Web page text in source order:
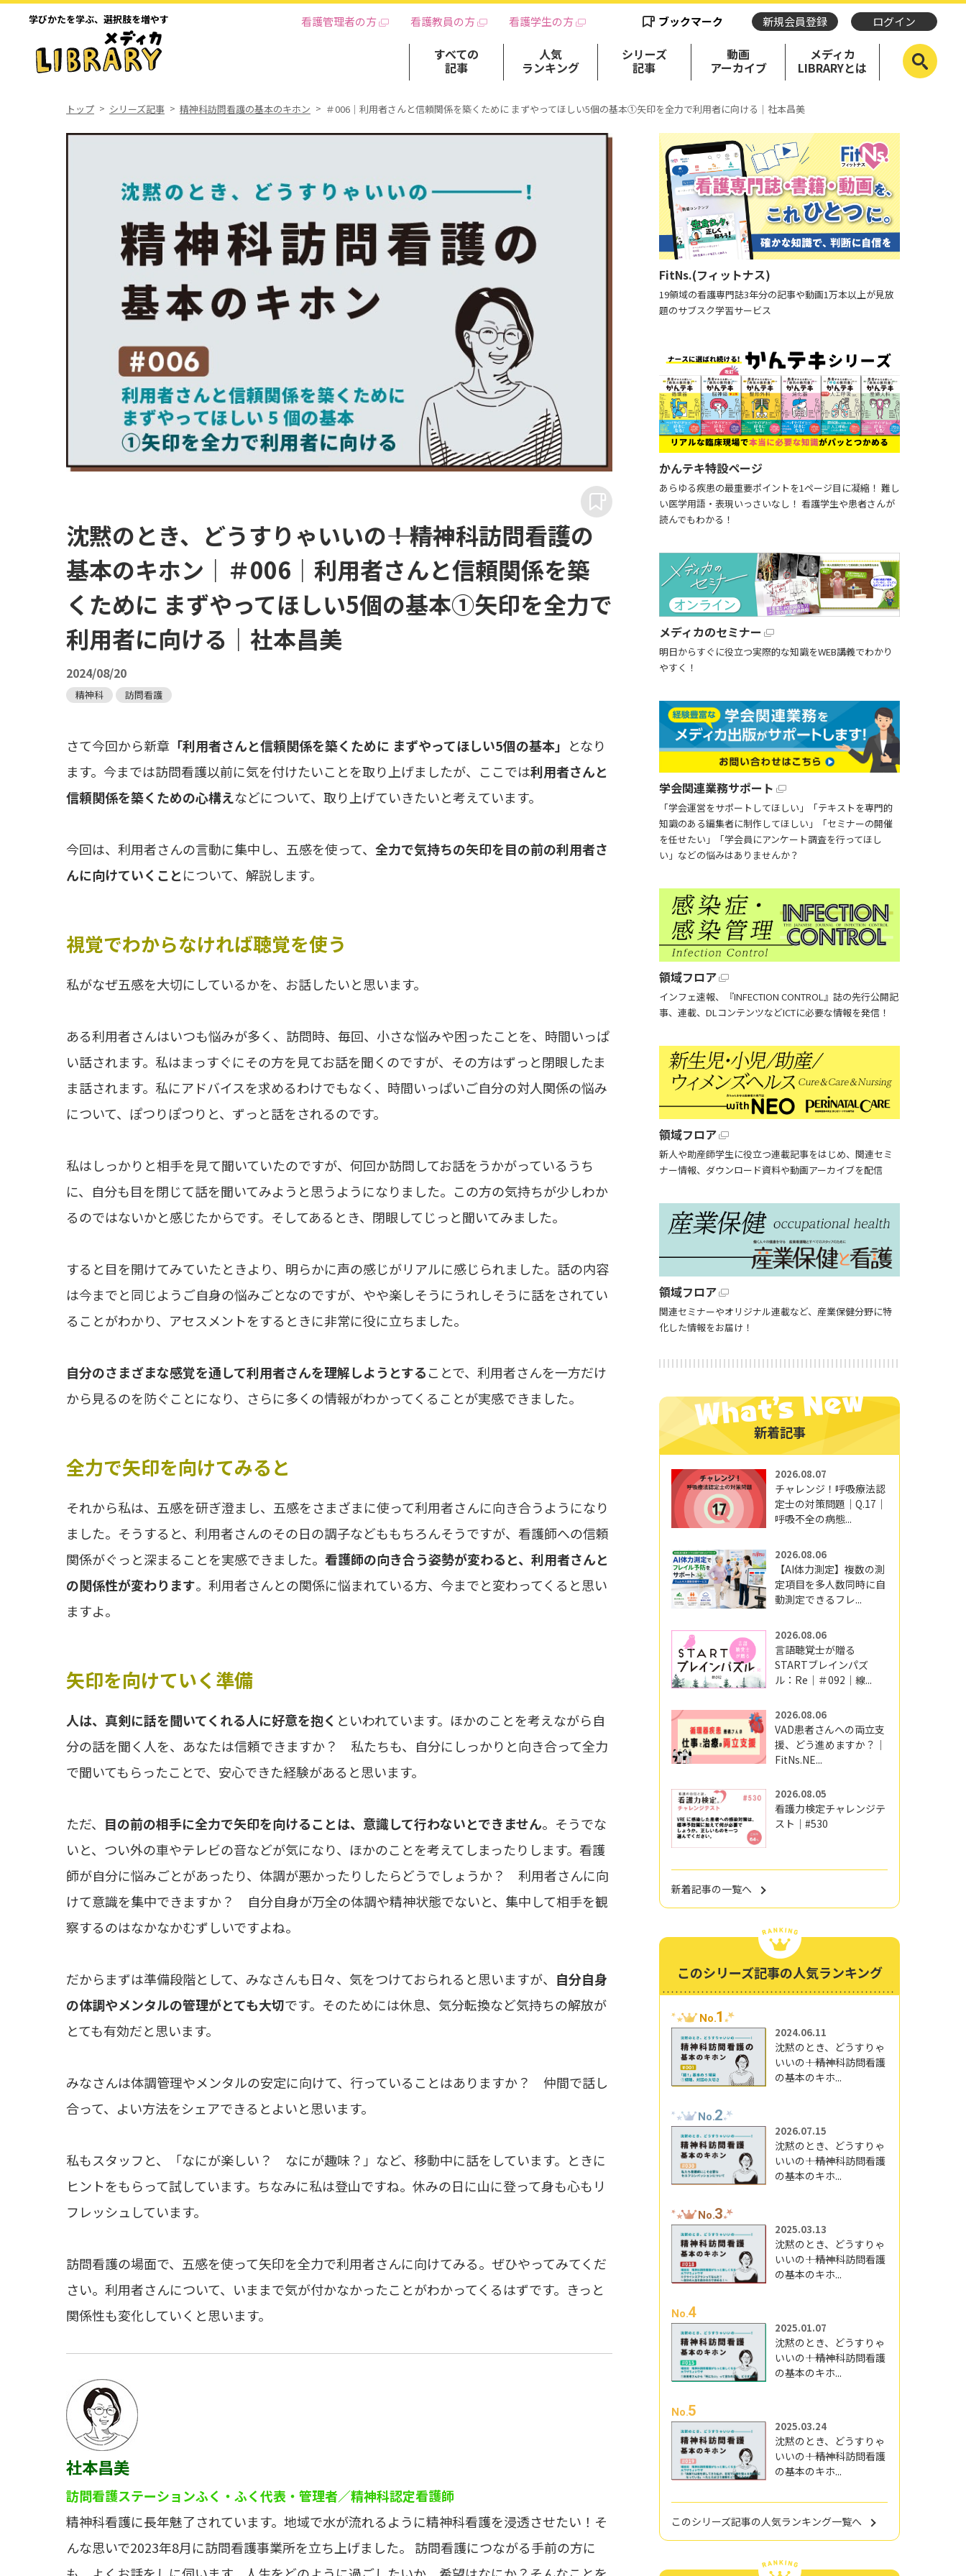
学びかたを学ぶ、 選択肢を増やす 看護管理者の方 看護教員の方 看護学生の方 ブックマーク 新規会員登録 ログイン
すべての
記事
人気
ランキング
シリーズ
記事
動画
アーカイブ
メディカ
LIBRARYとは
トップ シリーズ記事 精神科訪問看護の基本のキホン ＃006｜利用者さんと信頼関係を築くために まずやってほしい5個の基本①矢印を全力で利用者に向ける｜社本昌美
沈黙のとき、どうすりゃいいの―――！精神科訪問看護の
基本のキホン｜＃006｜利用者さんと信頼関係を築
くために まずやってほしい5個の基本①矢印を全力で
利用者に向ける｜社本昌美
2024/08/20
精神科 訪問看護
さて今回から新章 「利用者さんと信頼関係を築くために まずやってほしい5個の基本」 となり
ます。今までは訪問看護以前に気を付けたいことを取り上げましたが、ここでは利用者さんと
信頼関係を築くための心構えなどについて、取り上げていきたいと考えています。
今回は、利用者さんの言動に集中し、五感を使って、 全力で気持ちの矢印を目の前の利用者さ
んに向けていくことについて、解説します。
視覚でわからなければ聴覚を使う
私がなぜ五感を大切にしているかを、お話したいと思います。
ある利用者さんはいつも悩みが多く、訪問時、毎回、小さな悩みや困ったことを、時間いっぱ
い話されます。私はまっすぐにその方を見てお話を聞くのですが、その方はずっと閉眼したま
ま話されます。私にアドバイスを求めるわけでもなく、時間いっぱいご自分の対人関係の悩み
について、ぽつりぽつりと、ずっと話をされるのです。
私はしっかりと相手を見て聞いていたのですが、何回か訪問してお話をうかがっているうち
に、自分も目を閉じて話を聞いてみようと思うようになりました。この方の気持ちが少しわか
るのではないかと感じたからです。そしてあるとき、閉眼してじっと聞いてみました。
すると目を開けてみていたときより、明らかに声の感じがリアルに感じられました。話の内容
は今までと同じようご自身の悩みごとなのですが、やや楽しそうにうれしそうに話をされてい
ることがわかり、アセスメントをするときに非常に役に立ちました。
自分のさまざまな感覚を通して利用者さんを理解しようとすることで、利用者さんを一方だけ
から見るのを防ぐことになり、さらに多くの情報がわかってくることが実感できました。
全力で矢印を向けてみると
それから私は、五感を研ぎ澄まし、五感をさまざまに使って利用者さんに向き合うようになり
ました。そうすると、利用者さんのその日の調子などももちろんそうですが、看護師への信頼
関係がぐっと深まることを実感できました。 看護師の向き合う姿勢が変わると、利用者さんと
の関係性が変わります。利用者さんとの関係に悩まれている方、今までと変わってくると思い
ますよ。
矢印を向けていく準備
人は、真剣に話を聞いてくれる人に好意を抱く といわれています。ほかのことを考えながら自
分の話を聞く人を、あなたは信頼できますか？ 私たちも、自分にしっかりと向き合って全力
で聞いてもらったことで、安心できた経験があると思います。
ただ、 目の前の相手に全力で矢印を向けることは、意識して行わないとできません。そうでな
いと、つい外の車やテレビの音などが気になり、ほかのことを考えてしまったりします。看護
師が自分に悩みごとがあったり、体調が悪かったりしたらどうでしょうか？ 利用者さんに向
けて意識を集中できますか？ 自分自身が万全の体調や精神状態でないと、集中して相手を観
察するのはなかなかむずしいですよね。
だからまずは準備段階として、みなさんも日々、気をつけておられると思いますが、 自分自身
の体調やメンタルの管理がとても大切です。そのためには休息、気分転換など気持ちの解放が
とても有効だと思います。
みなさんは体調管理やメンタルの安定に向けて、行っていることはありますか？ 仲間で話し
合って、よい方法をシェアできるとよいと思います。
私もスタッフと、「なにが楽しい？ なにが趣味？」など、移動中に話をしています。ときに
ヒントをもらって試しています。ちなみに私は登山ですね。休みの日に山に登って身も心もリ
フレッシュしています。
訪問看護の場面で、五感を使って矢印を全力で利用者さんに向けてみる。ぜひやってみてくだ
さい。利用者さんについて、いままで気が付かなかったことがわかってくるはずです。きっと
関係性も変化していくと思います。
社本昌美
訪問看護ステーションふく・ふく代表・管理者／精神科認定看護師
精神科看護に長年魅了されています。地域で水が流れるように精神科看護を浸透させたい！そ
んな思いで2023年8月に訪問看護事業所を立ち上げました。 訪問看護につながる手前の方に
FitNs.(フィットナス)
19領域の看護専門誌3年分の記事や動画1万本以上が見放
題のサブスク学習サービス
かんテキ特設ページ
あらゆる疾患の最重要ポイントを1ページ目に凝縮！ 難し
い医学用語・表現いっさいなし！ 看護学生や患者さんが
読んでもわかる！
メディカのセミナー
明日からすぐに役立つ実際的な知識をWEB講義でわかり
やすく！
学会関連業務サポート
「学会運営をサポートしてほしい」「テキストを専門的
知識のある編集者に制作してほしい」「セミナーの開催
を任せたい」「学会員にアンケート調査を行ってほし
い」などの悩みはありませんか？
領域フロア
インフェ速報、『INFECTION CONTROL』誌の先行公開記
事、連載、DLコンテンツなどICTに必要な情報を発信！
領域フロア
新人や助産師学生に役立つ連載記事をはじめ、関連セミ
ナー情報、ダウンロード資料や動画アーカイブを配信
領域フロア
関連セミナーやオリジナル連載など、産業保健分野に特
化した情報をお届け！
新着記事
2026.08.07
チャレンジ！呼吸療法認
定士の対策問題｜Q.17｜
呼吸不全の病態...
2026.08.06
【AI体力測定】複数の測
定項目を多人数同時に自
動測定できるフレ...
2026.08.06
言語聴覚士が贈る
STARTブレインパズ
ル：Re｜＃092｜線...
2026.08.06
VAD患者さんへの両立支
援、どう進めますか？｜
FitNs.NE...
2026.08.05
看護力検定チャレンジテ
スト｜#530
新着記事の一覧へ
このシリーズ記事の人気ランキング
No.1
2024.06.11
沈黙のとき、どうすりゃ
いいの―――！精神科訪問看護
の基本のキホ...
No.2
2026.07.15
沈黙のとき、どうすりゃ
いいの―――！精神科訪問看護
の基本のキホ...
No.3
2025.03.13
沈黙のとき、どうすりゃ
いいの―――！精神科訪問看護
の基本のキホ...
No.4
2025.01.07
沈黙のとき、どうすりゃ
いいの―――！精神科訪問看護
の基本のキホ...
No.5
2025.03.24
沈黙のとき、どうすりゃ
いいの―――！精神科訪問看護
の基本のキホ...
このシリーズ記事の人気ランキング一覧へ